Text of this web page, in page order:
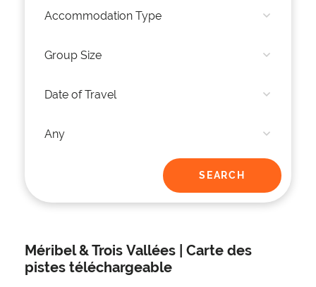
Méribel & Trois Vallées | Carte des
pistes téléchargeable